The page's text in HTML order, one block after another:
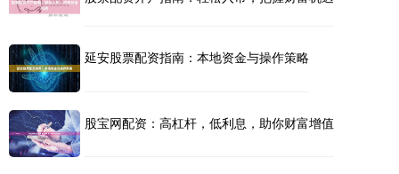
延安股票配资指南：本地资金与操作策略
股宝网配资：高杠杆，低利息，助你财富增值